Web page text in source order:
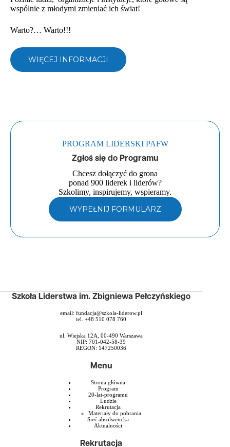
wspólnie z młodymi zmieniać ich świat!
Warto?… Warto!!!
WIĘCEJ INFORMACJI
PROGRAM LIDERSKI PAFW
Zgłoś się do Programu
Chcesz dołączyć do grona
ponad 900 liderek i liderów?
Szkolimy, inspirujemy, wspieramy.
WYPEŁNIJ FORMULARZ
Szkoła Liderstwa im. Zbigniewa Pełczyńskiego
email:fundacja@szkola-liderow.pl
tel. +48 510 078 760
ul. Wiejska 12A, 00-490 Warszawa
NIP: 701-042-58-39
REGON: 147250036
Menu
Strona główna
Program
20-lat-programu
Ludzie
Rekrutacja
Materiały do pobrania
Sieć absolwencka
Aktualności
Rekrutacja